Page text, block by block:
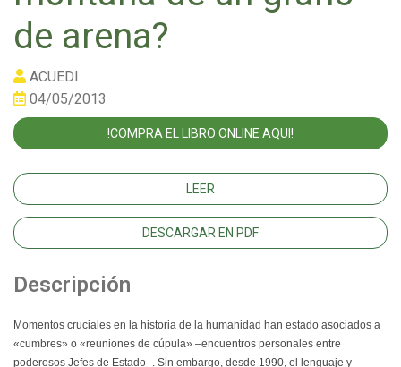
de arena?
ACUEDI
04/05/2013
!COMPRA EL LIBRO ONLINE AQUI!
LEER
DESCARGAR EN PDF
Descripción
Momentos cruciales en la historia de la humanidad han estado asociados a
«cumbres» o «reuniones de cúpula» –encuentros personales entre
poderosos Jefes de Estado–. Sin embargo, desde 1990, el lenguaje y